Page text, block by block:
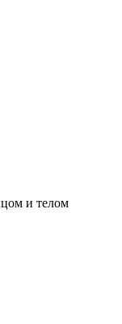
и телом